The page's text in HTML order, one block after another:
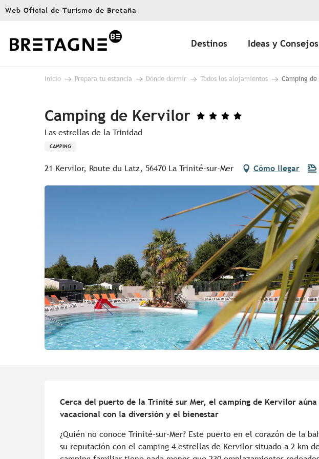
Aller
principal
Web Oficial de Turismo de Bretaña
Destinos Ideas y Consejos
Inicio Prepara tu estancia Dónde dormir Todos los alojamientos Camping
Camping de Kervilor
Las estrellas de la Trinidad
CAMPING
21 Kervilor, Route du Latz, 56470 La Trinité-sur-Mer Cómo llegar
Cerca del puerto de la Trinité sur Mer, el camping de Kervilor
vacacional con la diversión y el bienestar
¿Quién no conoce Trinité-sur-Mer? Este puerto en el corazón de la
su reputación con el camping 4 estrellas de Kervilor situado a 2 km